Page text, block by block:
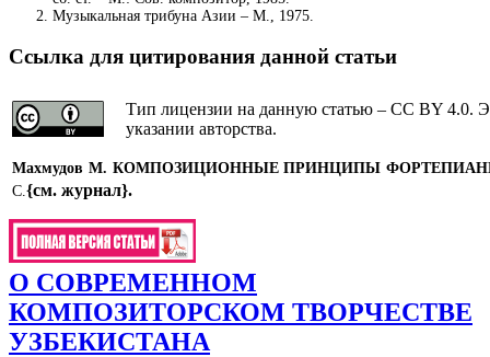
Музыкальная трибуна Азии – М., 1975.
Ссылка для цитирования данной статьи
Тип лицензии на данную статью – CC BY 4.0.
указании авторства.
Махмудов М. КОМПОЗИЦИОННЫЕ ПРИНЦИПЫ
С.{см. журнал}.
О СОВРЕМЕННОМ
КОМПОЗИТОРСКОМ ТВОРЧЕСТВЕ
УЗБЕКИСТАНА